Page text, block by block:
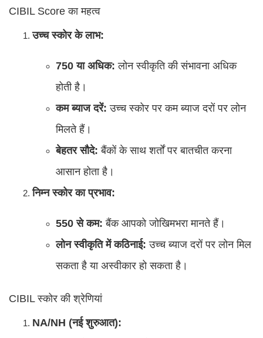
CIBIL Score का महत्व
उच्च स्कोर के लाभ:
750 या अधिक: लोन स्वीकृति की संभावना अधिक
होती है।
कम ब्याज दरें: उच्च स्कोर पर कम ब्याज दरों पर लोन
मिलते हैं।
बेहतर सौदे: बैंकों के साथ शर्तों पर बातचीत करना
आसान होता है।
निम्न स्कोर का प्रभाव:
550 से कम: बैंक आपको जोखिमभरा मानते हैं।
लोन स्वीकृति में कठिनाई: उच्च ब्याज दरों पर लोन मिल
सकता है या अस्वीकार हो सकता है।
CIBIL स्कोर की श्रेणियां
NA/NH (नई शुरुआत):